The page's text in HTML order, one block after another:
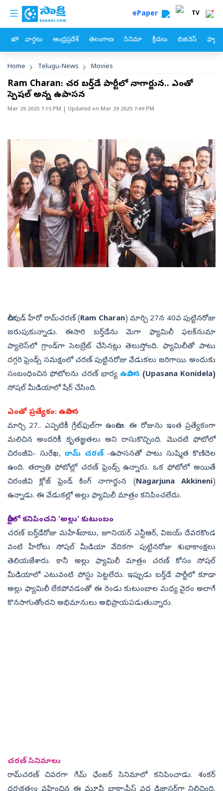
Skip to main content
custom menu ePaper TV
హోం వార్తలు ఆంధ్రప్రదేశ్ తెలంగాణ సినిమా క్రీడలు బిజినెస్
Breadcrumb
Home Telugu-News Movies
Ram Charan: చరణ్‌ బర్త్‌డే పార్టీలో నాగార్జున.. ఎంతో
స్పెషల్‌ అన్న ఉపాసన
Mar 29 2025 7:15 PM | Updated on Mar 29 2025 7:49 PM
టాలీవుడ్‌ హీరో రామ్‌చరణ్‌ (Ram Charan) మార్చి 27న 40వ పుట్టినరోజు
జరుపుకున్నాడు. ఈసారి బర్త్‌డేను మెగా ఫ్యామిలీ ఫలక్‌నుమా
ప్యాలెస్‌లో గ్రాండ్‌గా సెలబ్రేట్‌ చేసినట్లు తెలుస్తోంది. ఫ్యామిలీతో పాటు
దగ్గరి ఫ్రెండ్స్‌ సమక్షంలో చరణ్‌ పుట్టినరోజు వేడుకలు జరిగాయి. అందుకు
సంబంధించిన ఫోటోలను చరణ్‌ భార్య ఉపాసన (Upasana Konidela)
సోషల్‌ మీడియాలో షేర్‌ చేసింది.
ఎంతో ప్రత్యేకం: ఉపాసన
మార్చి 27.. ఎప్పటికీ గ్రేట్‌ఫుల్‌గా ఉంటాను. ఈ రోజును ఇంత ప్రత్యేకంగా
మలిచిన అందరికీ కృతజ్ఞతలు అని రాసుకొచ్చింది. మొదటి ఫోటోలో
చిరంజీవి- సురేఖ, రామ్‌ చరణ్‌-ఉపాసనతో పాటు సుష్మిత కొణిదెల
ఉంది. తర్వాతి ఫోటోల్లో చరణ్‌ ఫ్రెండ్స్‌ ఉన్నారు. ఒక ఫోటోలో అయితే
చిరంజీవి క్లోజ్‌ ఫ్రెండ్‌ కింగ్‌ నాగార్జున (Nagarjuna Akkineni)
ఉన్నాడు. ఈ వేడుకల్లో అల్లు ఫ్యామిలీ మాత్రం కనిపించలేదు.
పార్టీలో కనిపించని 'అల్లు' కుటుంబం
చరణ్‌ బర్త్‌డేరోజు మహేశ్‌బాబు, జూనియర్‌ ఎన్టీఆర్‌, విజయ్‌ దేవరకొండ
వంటి హీరోలు సోషల్‌ మీడియా వేదికగా పుట్టినరోజు శుభాకాంక్షలు
తెలియజేశారు. కానీ అల్లు ఫ్యామిలీ మాత్రం చరణ్‌ కోసం సోషల్‌
మీడియాలో ఎటువంటి పోస్టు పెట్టలేదు. ఇప్పుడు బర్త్‌డే పార్టీలో కూడా
అల్లు ఫ్యామిలీ లేకపోవడంతో ఈ రెండు కుటుంబాల మధ్య వైరం అలాగే
కొనసాగుతోందని అభిమానులు అభిప్రాయపడుతున్నారు.
చరణ్‌ సినిమాలు
రామ్‌చరణ్‌ చివరగా గేమ్‌ ఛేంజర్‌ సినిమాలో కనిపించాడు. శంకర్‌